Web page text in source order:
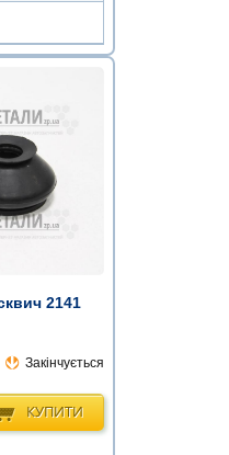
2141
Закінчується
КУПИТИ